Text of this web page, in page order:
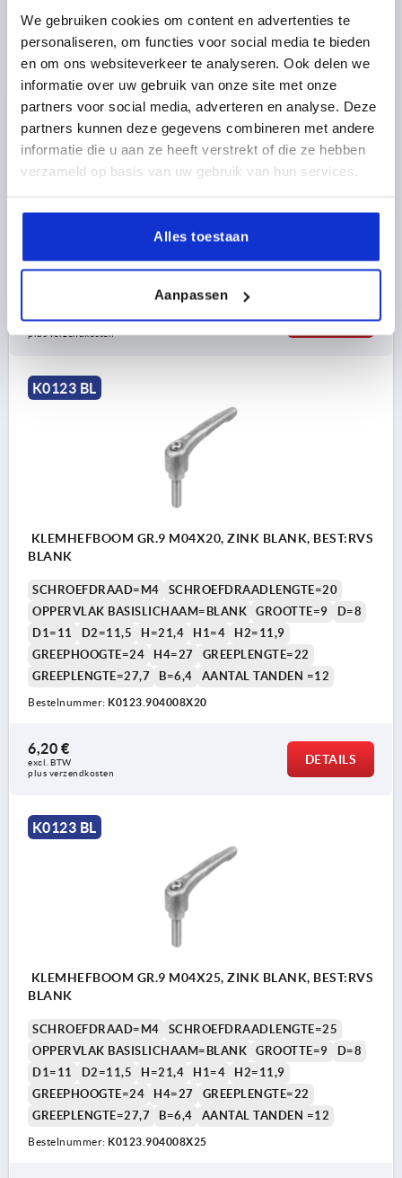
We gebruiken cookies om content en advertenties te
personaliseren, om functies voor social media te bieden
en om ons websiteverkeer te analyseren. Ook delen we
informatie over uw gebruik van onze site met onze
partners voor social media, adverteren en analyse. Deze
partners kunnen deze gegevens combineren met andere
informatie die u aan ze heeft verstrekt of die ze hebben
verzameld op basis van uw gebruik van hun services.
Alles toestaan
Aanpassen
KLEMHEFBOOM GR.9 M04X15, ZINK BLANK, BEST:RVS
SCHROEFDRAAD=M4
SCHROEFDRAADLENGTE=15
OPPERVLAK BASISLICHAAM=BLANK
GROOTTE=9
D=8
GREEPHOOGTE=24
H4=27
GREEPLENGTE=22
B=6,4 AANTAL TANDEN =12
Bestelnummer:K0123.904008X15
excl. BTW
plus verzendkosten
DETAILS
K0123 BL
KLEMHEFBOOM GR.9 M04X20, ZINK BLANK, BEST:RVS
BLANK
SCHROEFDRAAD=M4
SCHROEFDRAADLENGTE=20
OPPERVLAK BASISLICHAAM=BLANK
GROOTTE=9
D=8
D1=11
D2=11,5 H=21,4 H1=4
H2=11,9
GREEPHOOGTE=24
H4=27
GREEPLENGTE=22
GREEPLENGTE=27,7
B=6,4 AANTAL TANDEN =12
Bestelnummer: K0123.904008X20
6,20 €
excl. BTW
plus verzendkosten
DETAILS
K0123 BL
KLEMHEFBOOM GR.9 M04X25, ZINK BLANK, BEST:RVS
BLANK
SCHROEFDRAAD=M4
SCHROEFDRAADLENGTE=25
OPPERVLAK BASISLICHAAM=BLANK
GROOTTE=9
D=8
D1=11
D2=11,5 H=21,4 H1=4
H2=11,9
GREEPHOOGTE=24
H4=27
GREEPLENGTE=22
GREEPLENGTE=27,7
B=6,4 AANTAL TANDEN =12
Bestelnummer: K0123.904008X25